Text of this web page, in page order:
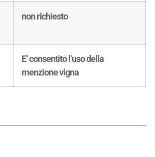
non richiesto
E’ consentito l’uso della
menzione vigna